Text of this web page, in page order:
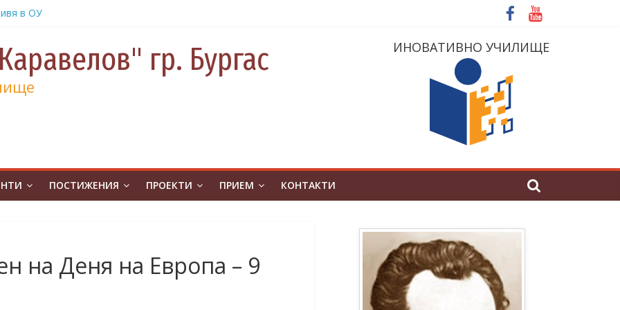
в ОУ
с
на
гр. Бургас ИНОВАТИВНО УЧИЛИЩЕ
ПОСТИЖЕНИЯ ПРОЕКТИ ПРИЕМ КОНТАКТИ
на Деня на Европа – 9